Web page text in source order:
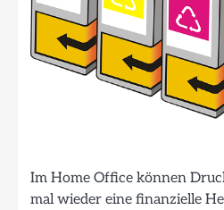
Im Home Office können
mal wieder eine finanzielle